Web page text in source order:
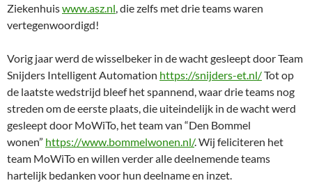
Ziekenhuiswww.asz.nl, die zelfs met drie teams waren
vertegenwoordigd!
Vorig jaar werd de wisselbeker in de wacht gesleept door Team
Snijders Intelligent Automation https://snijders-et.nl/Tot op
de laatste wedstrijd bleef het spannend, waar drie teams nog
streden om de eerste plaats, die uiteindelijk in de wacht werd
gesleept door MoWiTo, het team van “Den Bommel
wonen” https://www.bommelwonen.nl/. Wij feliciteren het
team MoWiTo en willen verder alle deelnemende teams
hartelijk bedanken voor hun deelname en inzet.